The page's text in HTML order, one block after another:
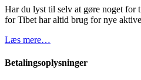
Har du lyst til selv at gøre noget for
for Tibet har altid brug for nye aktive
Læs mere…
Betalingsoplysninger